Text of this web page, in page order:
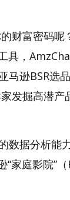
财富密码呢
具，
马逊BSR选
发掘高潜产
数据分析能
“家庭影院”